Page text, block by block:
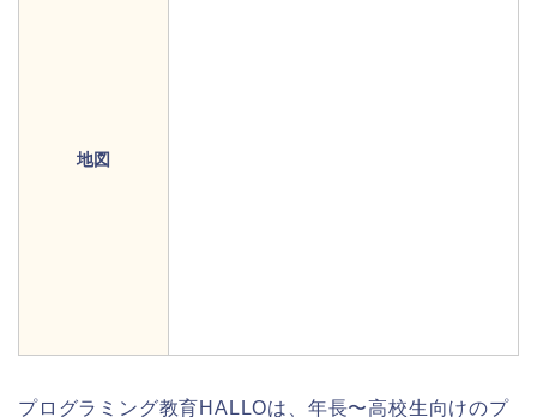
地図
プログラミング教育HALLOは、年長〜高校生向けのプ